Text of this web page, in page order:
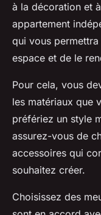
à la décoration et
appartement
qui vous
espace et de le
Pour cela, vous
les matériaux que
préfériez un style
assurez-vous de
accessoires qui
souhaitez créer.
Choisissez des